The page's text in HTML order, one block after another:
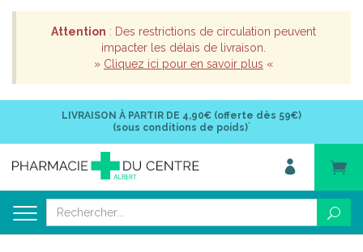
Attention : Des restrictions de circulation peuvent
impacter les délais de livraison.
» Cliquez ici pour en savoir plus «
LIVRAISON À PARTIR DE 4,90€ (offerte dès 59€)
(sous conditions de poids)*